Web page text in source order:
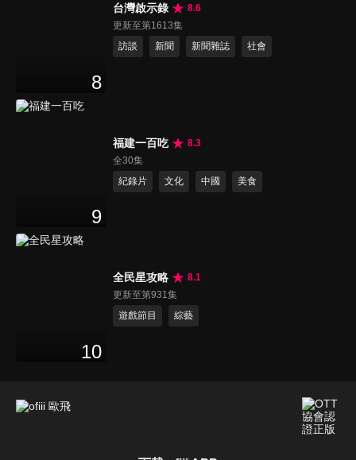
8
台灣啟示錄
8.6
更新至第1613集
訪談
新聞 新聞雜誌 社會
9
福建一百吃
8.3
全30集
紀錄片
文化 中國 美食
10
全民星攻略
8.1
更新至第931集
遊戲節目
綜藝